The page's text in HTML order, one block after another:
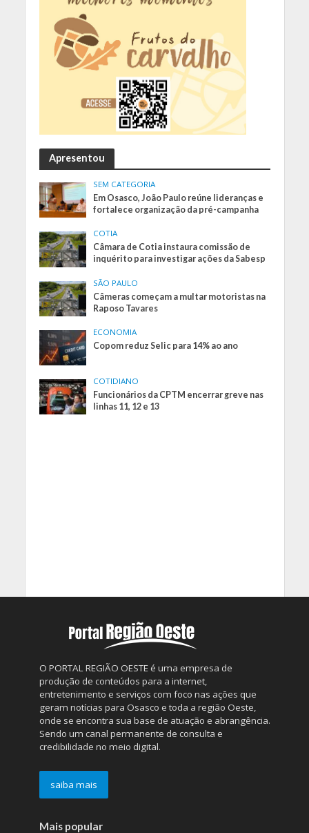
Apresentou
SEM CATEGORIA
Em Osasco, João Paulo reúne lideranças e
fortalece organização da pré-campanha
COTIA
Câmara de Cotia instaura comissão de
inquérito para investigar ações da Sabesp
SÃO PAULO
Câmeras começam a multar motoristas na
Raposo Tavares
ECONOMIA
Copom reduz Selic para 14% ao ano
COTIDIANO
Funcionários da CPTM encerrar greve nas
linhas 11, 12 e 13
O PORTAL REGIÃO OESTE é uma empresa de
produção de conteúdos para a internet,
entretenimento e serviços com foco nas ações que
geram notícias para Osasco e toda a região Oeste,
onde se encontra sua base de atuação e abrangência.
Sendo um canal permanente de consulta e
credibilidade no meio digital.
saiba mais
Mais popular